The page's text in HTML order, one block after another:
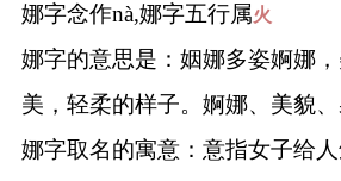
娜字念作nà,娜字五行属火
娜字的意思是：姻娜多姿婀娜
美，轻柔的样子。婀娜、美貌
娜字取名的寓意：意指女子给